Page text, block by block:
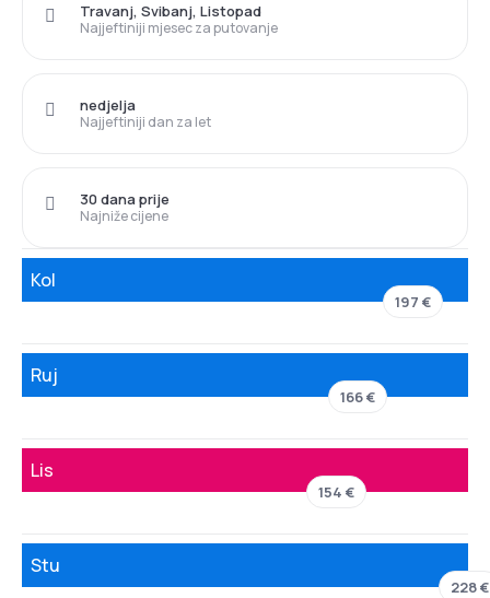
Najjeftiniji mjesec za putovanje
Travanj, Svibanj, Listopad
Najjeftiniji dan za let
nedjelja
Najniže cijene
30 dana prije
Kol
197 €
Ruj
166 €
Lis
154 €
Stu
228 €